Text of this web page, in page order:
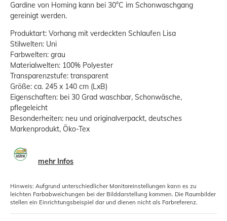
Gardine von Homing kann bei 30°C im Schonwaschgang
gereinigt werden.
Produktart: Vorhang mit verdeckten Schlaufen Lisa
Stilwelten: Uni
Farbwelten: grau
Materialwelten: 100% Polyester
Transparenzstufe: transparent
Größe: ca. 245 x 140 cm (LxB)
Eigenschaften: bei 30 Grad waschbar, Schonwäsche,
pflegeleicht
Besonderheiten: neu und originalverpackt, deutsches
Markenprodukt, Öko-Tex
mehr Infos
Hinweis: Aufgrund unterschiedlicher Monitoreinstellungen kann es zu
leichten Farbabweichungen bei der Bilddarstellung kommen. Die Raumbilder
stellen ein Einrichtungsbeispiel dar und dienen nicht als Farbreferenz.